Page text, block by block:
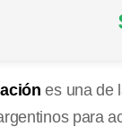
es una de
para